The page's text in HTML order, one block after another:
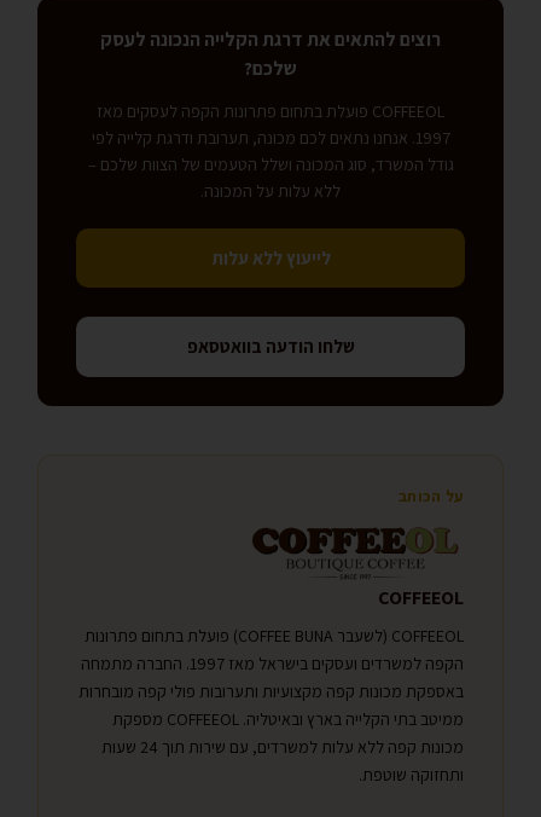
רוצים להתאים את דרגת הקלייה הנכונה לעסק
שלכם?
COFFEEOL פועלת בתחום פתרונות הקפה לעסקים מאז
1997. אנחנו נתאים לכם מכונה, תערובת ודרגת קלייה לפי
גודל המשרד, סוג המכונה ושלל הטעמים של הצוות שלכם –
ללא עלות על המכונה.
לייעוץ ללא עלות
שלחו הודעה בוואטסאפ
על הכותב
COFFEEOL
COFFEEOL (לשעבר COFFEE BUNA) פועלת בתחום פתרונות
הקפה למשרדים ועסקים בישראל מאז 1997. החברה מתמחה
באספקת מכונות קפה מקצועיות ותערובות פולי קפה מובחרות
ממיטב בתי הקלייה בארץ ובאיטליה. COFFEEOL מספקת
מכונות קפה ללא עלות למשרדים, עם שירות תוך 24 שעות
ותחזוקה שוטפת.